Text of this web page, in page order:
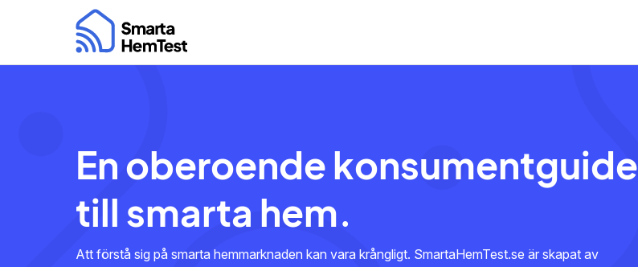
En oberoende konsumentguide
till smarta hem.
Att förstå sig på smarta hemmarknaden kan vara krångligt. SmartaHemTest.se är skapat av